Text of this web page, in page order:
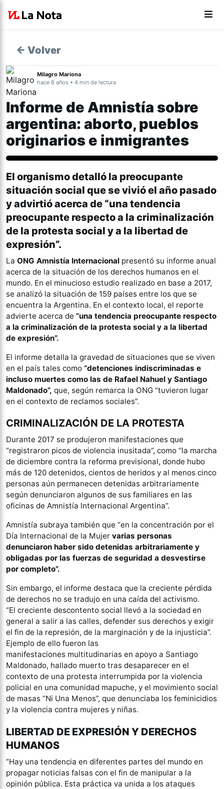
← Volver
Milagro Mariona
hace 8 años • 4 min de lectura
Informe de Amnistía sobre
argentina: aborto, pueblos
originarios e inmigrantes
El organismo detalló la preocupante
situación social que se vivió el año pasado
y advirtió acerca de “una tendencia
preocupante respecto a la criminalización
de la protesta social y a la libertad de
expresión”.
La ONG Amnistía Internacional presentó su informe anual
acerca de la situación de los derechos humanos en el
mundo. En el minucioso estudio realizado en base a 2017,
se analizó la situación de 159 países entre los que se
encuentra la Argentina. En el contexto local, el reporte
advierte acerca de “una tendencia preocupante respecto
a la criminalización de la protesta social y a la libertad
de expresión”.
El informe detalla la gravedad de situaciones que se viven
en el país tales como “detenciones indiscriminadas e
incluso muertes como las de Rafael Nahuel y Santiago
Maldonado”, que, según remarca la ONG “tuvieron lugar
en el contexto de reclamos sociales”.
CRIMINALIZACIÓN DE LA PROTESTA
Durante 2017 se produjeron manifestaciones que
“registraron picos de violencia inusitada”, como “la marcha
de diciembre contra la reforma previsional, donde hubo
más de 120 detenidos, cientos de heridos y al menos cinco
personas aún permanecen detenidas arbitrariamente
según denunciaron algunos de sus familiares en las
oficinas de Amnistía Internacional Argentina”.
Amnistía subraya también que “en la concentración por el
Día Internacional de la Mujer varias personas
denunciaron haber sido detenidas arbitrariamente y
obligadas por las fuerzas de seguridad a desvestirse
por completo”.
Sin embargo, el informe destaca que la creciente pérdida
de derechos no se tradujo en una caída del activismo.
“El creciente descontento social llevó a la sociedad en
general a salir a las calles, defender sus derechos y exigir
el fin de la represión, de la marginación y de la injusticia”.
Ejemplo de ello fueron las
manifestaciones multitudinarias en apoyo a Santiago
Maldonado, hallado muerto tras desaparecer en el
contexto de una protesta interrumpida por la violencia
policial en una comunidad mapuche, y el movimiento social
de masas “Ni Una Menos”, que denunciaba los feminicidios
y la violencia contra mujeres y niñas.
LIBERTAD DE EXPRESIÓN Y DERECHOS
HUMANOS
“Hay una tendencia en diferentes partes del mundo en
propagar noticias falsas con el fin de manipular a la
opinión pública. Esta práctica va unida a los ataques